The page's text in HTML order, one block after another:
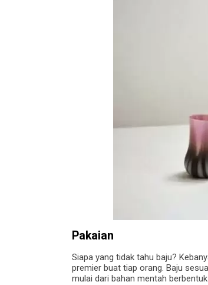
Pakaian
Siapa yang tidak tahu baju?
premier buat tiap orang. Baju
mulai dari bahan mentah